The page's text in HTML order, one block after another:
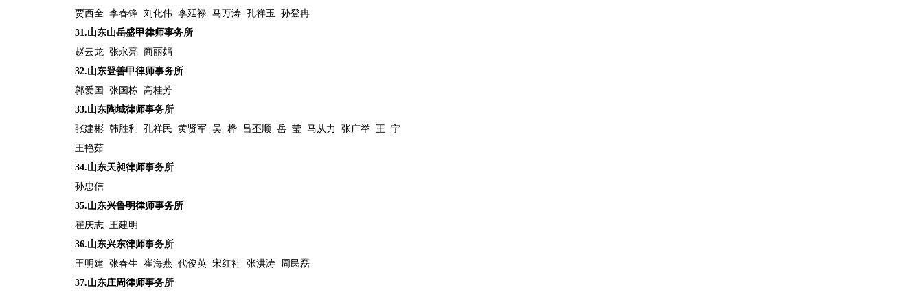
贾西全 李春锋 刘化伟 李延禄 马万涛 孔祥玉
孙登冉
31.山东山岳盛甲律师事务所
赵云龙 张永亮 商丽娟
32.山东登善甲律师事务所
郭爱国
张国栋 高桂芳
33.山东陶城律师事务所
张建彬 韩胜利 孔祥民 黄贤军 吴 桦 吕丕顺 岳 莹 马从力 张广举 王 宁
王艳茹
34.山东天昶律师事务所
孙忠信
35.山东兴鲁明律师事务所
崔庆志 王建明
36.山东兴东律师事务所
王明建 张春生 崔海燕 代俊英 宋红社 张洪涛 周民磊
37.山东庄周律师事务所